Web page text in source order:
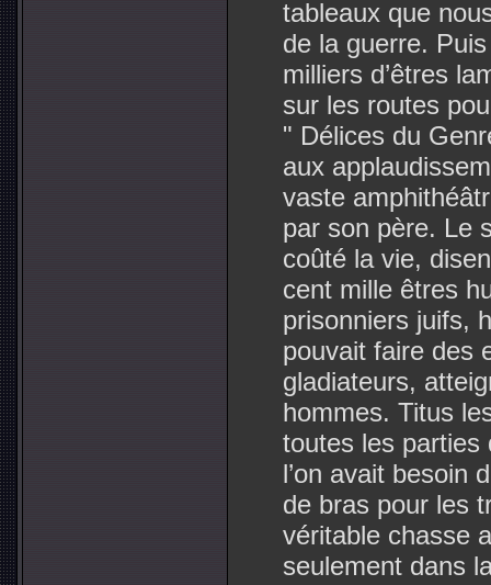
tableaux que
de la guerre.
milliers d’êtres
sur les routes
" Délices du
aux
vaste
par son père. Le
coûté la vie,
cent mille êtres
prisonniers juifs,
pouvait faire des
gladiateurs,
hommes. Titus
toutes les parties
l’on avait besoin
de bras pour les
véritable chasse
seulement dans